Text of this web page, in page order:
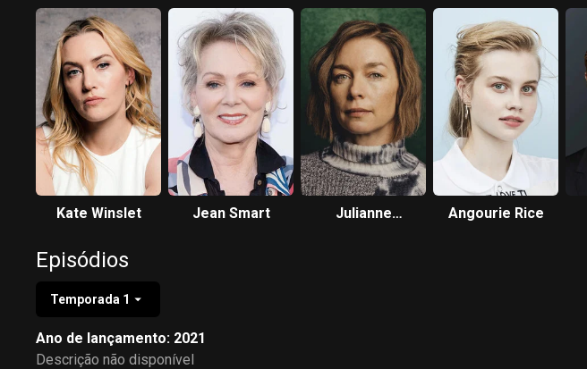
Kate Winslet Jean Smart
Julianne
Angourie Rice
Episódios
Temporada 1
Ano de lançamento: 2021
Descrição não disponível